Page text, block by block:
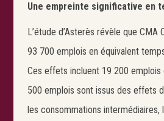
Une empreinte significative en
L’étude d’Asterès révèle que
93 700 emplois en équivalent
Ces effets incluent 19 200
500 emplois sont issus des effets
les consommations